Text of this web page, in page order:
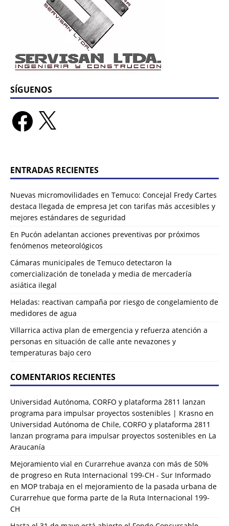
SÍGUENOS
ENTRADAS RECIENTES
Nuevas micromovilidades en Temuco: Concejal Fredy Cartes
destaca llegada de empresa Jet con tarifas más accesibles y
mejores estándares de seguridad
En Pucón adelantan acciones preventivas por próximos
fenómenos meteorológicos
Cámaras municipales de Temuco detectaron la
comercialización de tonelada y media de mercadería
asiática ilegal
Heladas: reactivan campaña por riesgo de congelamiento de
medidores de agua
Villarrica activa plan de emergencia y refuerza atención a
personas en situación de calle ante nevazones y
temperaturas bajo cero
COMENTARIOS RECIENTES
Universidad Autónoma, CORFO y plataforma 2811 lanzan
programa para impulsar proyectos sostenibles | Krasno en
Universidad Autónoma de Chile, CORFO y plataforma 2811
lanzan programa para impulsar proyectos sostenibles en La
Araucanía
Mejoramiento vial en Curarrehue avanza con más de 50%
de progreso en Ruta Internacional 199-CH - Sur Informado
en MOP trabaja en el mejoramiento de la pasada urbana de
Curarrehue que forma parte de la Ruta Internacional 199-
CH